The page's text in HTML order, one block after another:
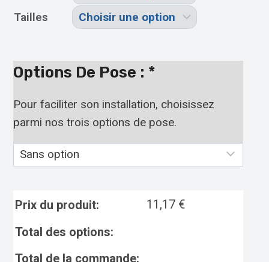
Tailles
Options De Pose : *
Pour faciliter son installation, choisissez
parmi nos trois options de pose.
Prix du produit: 11,17 €
Total des options:
Total de la commande: